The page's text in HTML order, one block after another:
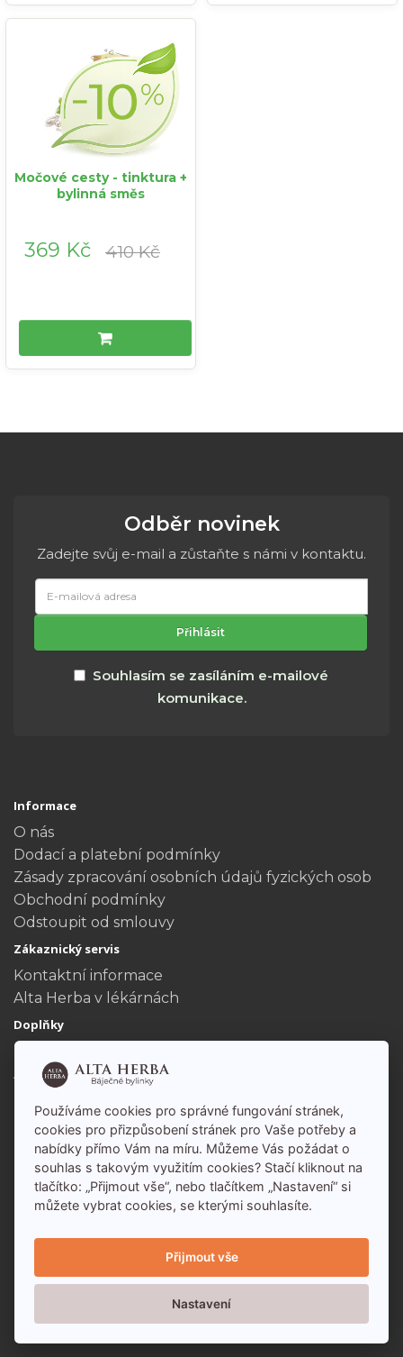
Močové cesty - tinktura +
bylinná směs
369 Kč 410 Kč
Odběr novinek
Zadejte svůj e-mail a zůstaňte s námi v kontaktu.
mailová
adresa
Přihlásit
Souhlasím se zasíláním e-mailové
komunikace.
Informace
O nás
Dodací a platební podmínky
Zásady zpracování osobních údajů fyzických osob
Obchodní podmínky
Odstoupit od smlouvy
Zákaznický servis
Kontaktní informace
Alta Herba v lékárnách
Doplňky
Dárkové poukazy
Akční nabídka
Můj účet
Historie objednávek
Alta Herba - báječné bylinky s.r.o. 2026 - Všechna
práva vyhrazena -www.altaherba.cz
Používáme cookies pro správné fungování stránek,
cookies pro přizpůsobení stránek pro Vaše potřeby a
nabídky přímo Vám na míru. Můžeme Vás požádat o
souhlas s takovým využitím cookies? Stačí kliknout na
tlačítko: „Přijmout vše“, nebo tlačítkem „Nastavení“ si
můžete vybrat cookies, se kterými souhlasíte.
Přijmout vše
Nastavení